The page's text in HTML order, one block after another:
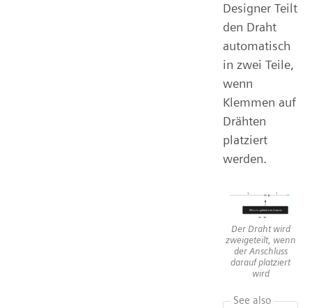
Designer Teilt
den Draht
automatisch
in zwei Teile,
wenn
Klemmen auf
Drähten
platziert
werden.
Der Draht wird
zweigeteilt, wenn
der Anschluss
darauf platziert
wird
See also